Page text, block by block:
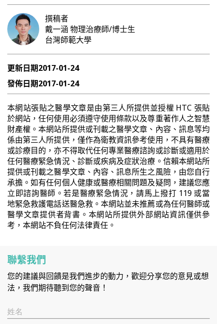
撰稿者
戴一涵 物理治療師/博士生
台灣師範大學
更新日期2017-01-24
發佈日期2017-01-24
本網站張貼之醫學文章是由第三人所提供並授權 HTC 張貼
於網站，任何使用必須遵守使用條款以及尊重著作人之智慧
財產權。本網站所提供或刊載之醫學文章、內容、訊息等均
係由第三人所提供，僅作為衛教資訊參考使用，不具有醫療
或診療目的，亦不得取代任何專業醫療諮詢或診斷或適用於
任何醫療緊急情況、診斷或疾病及症狀治療。信賴本網站所
提供或刊載之醫學文章、內容、訊息所生之風險，由您自行
承擔。如有任何個人健康或醫療相關問題及疑問，建議您應
立即諮詢醫師。若是醫療緊急情況，請馬上撥打 119 或當
地緊急救護電話送醫急救。本網站並未推薦或為任何醫師或
醫學文章提供者背書。本網站所提供外部網站資訊僅供參
考，本網站不負任何法律責任。
聯繫我們
您的建議與回饋是我們進步的動力，歡迎分享您的意見或想
法，我們期待聽到您的聲音！
姓名